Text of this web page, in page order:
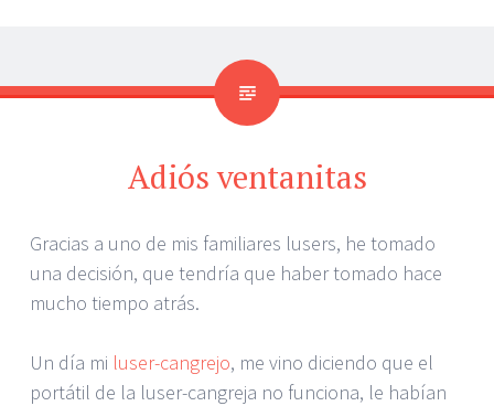
Adiós ventanitas
Gracias a uno de mis familiares lusers, he tomado
una decisión, que tendría que haber tomado hace
mucho tiempo atrás.
Un día mi luser-cangrejo, me vino diciendo que el
portátil de la luser-cangreja no funciona, le habían